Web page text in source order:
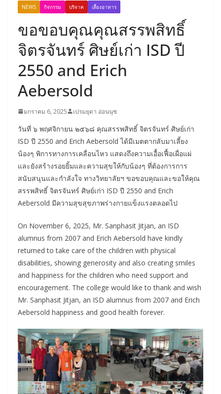
NEWS กิจกรรม บริจาค เลี้ยงอาหาร
ขอขอบคุณคุณสรรพสิทธิ์
จิตรจันทร์ ศิษย์เก่า ISD ปี
2550 and Erich
Aebersold
มกราคม 6, 2025 เปรมยุดา อ่อนนุช
วันที่ ๖ พฤศจิกายน ๒๕๖๘ คุณสรรพสิทธิ์ จิตรจันทร์ ศิษย์เก่า
ISD ปี 2550 and Erich Aebersold ได้มีเมตตากลับมาเลี้ยง
น้องๆ พิการทางการเคลื่อนไหว แสดงถึงความเอื้อเฟื้อเผื่อแผ่
และยังสร้างรอยยิ้มและความสุขให้กับน้องๆ ที่ต้องการการ
สนับสนุนและกำลังใจ ทางวิทยาลัยฯ ขอขอบคุณและขอให้คุณ
สรรพสิทธิ์ จิตรจันทร์ ศิษย์เก่า ISD ปี 2550 and Erich
Aebersold มีความสุขสุขภาพร่างกายแข็งแรงตลอดไป
On November 6, 2025, Mr. Sanphasit Jitjan, an ISD
alumnus from 2007 and Erich Aebersold have kindly
returned to take care of the children with physical
disabilities, showing generosity and also creating smiles
and happiness for the children who need support and
encouragement. The college would like to thank and wish
Mr. Sanphasit Jitjan, an ISD alumnus from 2007 and Erich
Aebersold happiness and good health forever.